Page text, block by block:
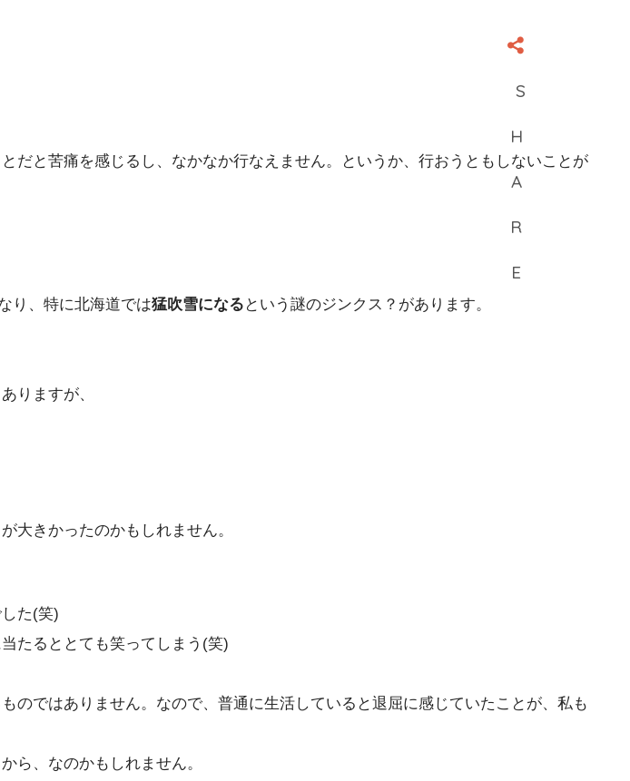
だと苦痛を感じるし、なかなか行なえません。というか、行おうともしないことが
り、特に北海道では猛吹雪になる という謎のジンクス？があります。
りますが、
大きかったのかもしれません。
た(笑)
たるととても笑ってしまう(笑)
のではありません。なので、普通に生活していると退屈に感じていたことが、私も
ら、なのかもしれません。